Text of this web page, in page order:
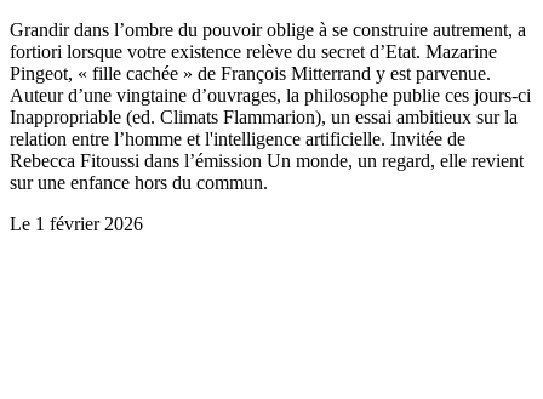
Grandir dans l’ombre du pouvoir oblige à se construire autrement, a
fortiori lorsque votre existence relève du secret d’Etat. Mazarine
Pingeot, « fille cachée » de François Mitterrand y est parvenue.
Auteur d’une vingtaine d’ouvrages, la philosophe publie ces jours-ci
Inappropriable (ed. Climats Flammarion), un essai ambitieux sur la
relation entre l’homme et l'intelligence artificielle. Invitée de
Rebecca Fitoussi dans l’émission Un monde, un regard, elle revient
sur une enfance hors du commun.
Le 1 février 2026